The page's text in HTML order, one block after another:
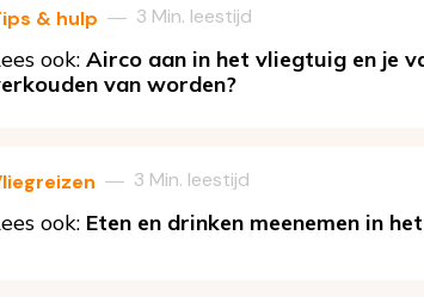
& hulp — 3 Min. leestijd
ook: Airco aan in het vliegtuig en je
van worden?
— 3 Min. leestijd
ook: Eten en drinken meenemen in